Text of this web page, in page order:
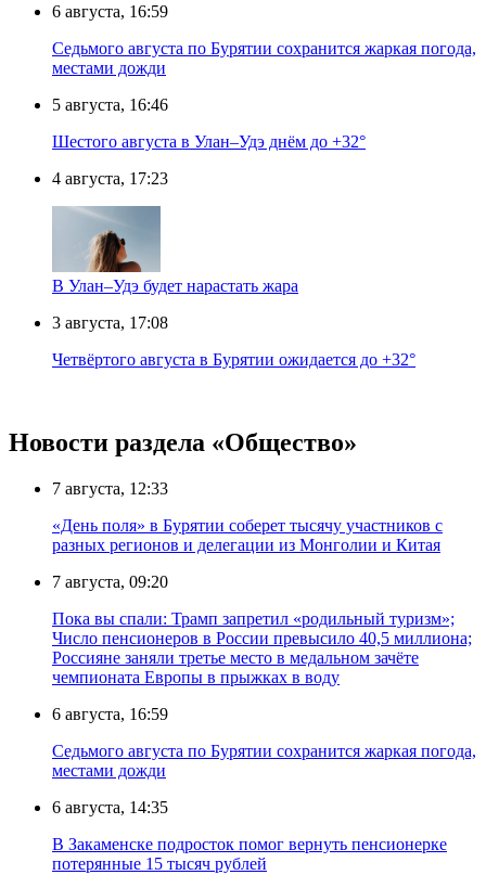
6 августа, 16:59
Седьмого августа по Бурятии сохранится жаркая погода,
местами дожди
5 августа, 16:46
Шестого августа в Улан–Удэ днём до +32°
4 августа, 17:23
В Улан–Удэ будет нарастать жара
3 августа, 17:08
Четвёртого августа в Бурятии ожидается до +32°
Новости раздела «Общество»
7 августа, 12:33
«День поля» в Бурятии соберет тысячу участников с
разных регионов и делегации из Монголии и Китая
7 августа, 09:20
Пока вы спали: Трамп запретил «родильный туризм»;
Число пенсионеров в России превысило 40,5 миллиона;
Россияне заняли третье место в медальном зачёте
чемпионата Европы в прыжках в воду
6 августа, 16:59
Седьмого августа по Бурятии сохранится жаркая погода,
местами дожди
6 августа, 14:35
В Закаменске подросток помог вернуть пенсионерке
потерянные 15 тысяч рублей